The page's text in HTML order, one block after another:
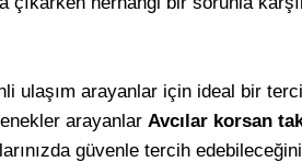
ulaşım arayanlar için ideal bir
arayanlar Avcılar korsan
güvenle tercih